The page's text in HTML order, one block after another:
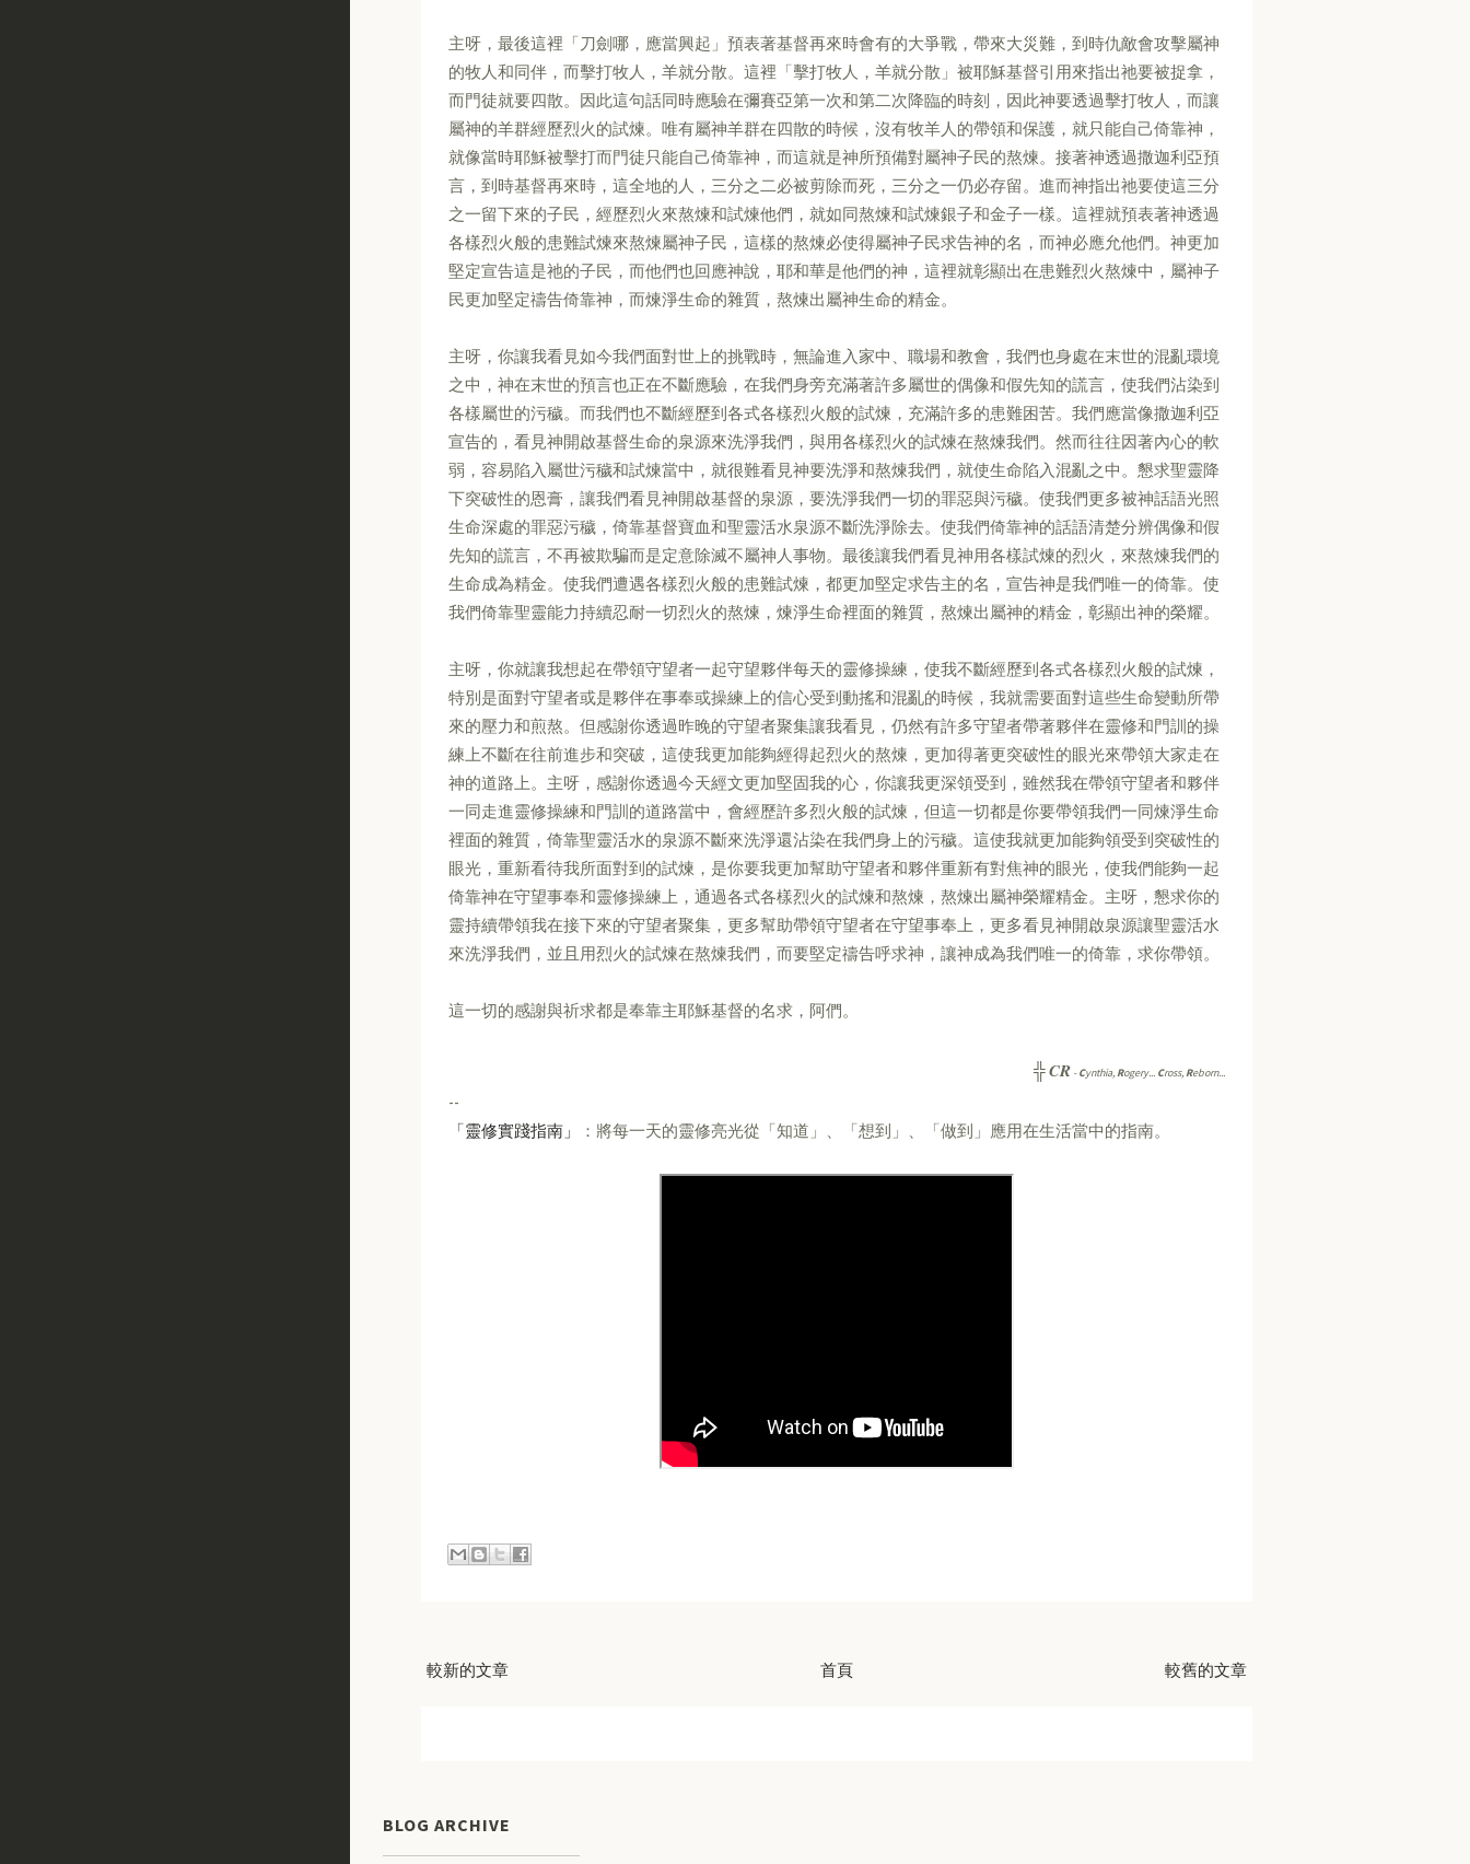
主呀，最後這裡「刀劍哪，應當興起」預表著基督再來時會有的大爭戰，帶來大災難，到時仇敵會攻擊屬神
的牧人和同伴，而擊打牧人，羊就分散。這裡「擊打牧人，羊就分散」被耶穌基督引用來指出祂要被捉拿，
而門徒就要四散。因此這句話同時應驗在彌賽亞第一次和第二次降臨的時刻，因此神要透過擊打牧人，而讓
屬神的羊群經歷烈火的試煉。唯有屬神羊群在四散的時候，沒有牧羊人的帶領和保護，就只能自己倚靠神，
就像當時耶穌被擊打而門徒只能自己倚靠神，而這就是神所預備對屬神子民的熬煉。接著神透過撒迦利亞預
言，到時基督再來時，這全地的人，三分之二必被剪除而死，三分之一仍必存留。進而神指出祂要使這三分
之一留下來的子民，經歷烈火來熬煉和試煉他們，就如同熬煉和試煉銀子和金子一樣。這裡就預表著神透過
各樣烈火般的患難試煉來熬煉屬神子民，這樣的熬煉必使得屬神子民求告神的名，而神必應允他們。神更加
堅定宣告這是祂的子民，而他們也回應神說，耶和華是他們的神，這裡就彰顯出在患難烈火熬煉中，屬神子
民更加堅定禱告倚靠神，而煉淨生命的雜質，熬煉出屬神生命的精金。
主呀，你讓我看見如今我們面對世上的挑戰時，無論進入家中、職場和教會，我們也身處在末世的混亂環境
之中，神在末世的預言也正在不斷應驗，在我們身旁充滿著許多屬世的偶像和假先知的謊言，使我們沾染到
各樣屬世的污穢。而我們也不斷經歷到各式各樣烈火般的試煉，充滿許多的患難困苦。我們應當像撒迦利亞
宣告的，看見神開啟基督生命的泉源來洗淨我們，與用各樣烈火的試煉在熬煉我們。然而往往因著內心的軟
弱，容易陷入屬世污穢和試煉當中，就很難看見神要洗淨和熬煉我們，就使生命陷入混亂之中。懇求聖靈降
下突破性的恩膏，讓我們看見神開啟基督的泉源，要洗淨我們一切的罪惡與污穢。使我們更多被神話語光照
生命深處的罪惡污穢，倚靠基督寶血和聖靈活水泉源不斷洗淨除去。使我們倚靠神的話語清楚分辨偶像和假
先知的謊言，不再被欺騙而是定意除滅不屬神人事物。最後讓我們看見神用各樣試煉的烈火，來熬煉我們的
生命成為精金。使我們遭遇各樣烈火般的患難試煉，都更加堅定求告主的名，宣告神是我們唯一的倚靠。使
我們倚靠聖靈能力持續忍耐一切烈火的熬煉，煉淨生命裡面的雜質，熬煉出屬神的精金，彰顯出神的榮耀。
主呀，你就讓我想起在帶領守望者一起守望夥伴每天的靈修操練，使我不斷經歷到各式各樣烈火般的試煉，
特別是面對守望者或是夥伴在事奉或操練上的信心受到動搖和混亂的時候，我就需要面對這些生命變動所帶
來的壓力和煎熬。但感謝你透過昨晚的守望者聚集讓我看見，仍然有許多守望者帶著夥伴在靈修和門訓的操
練上不斷在往前進步和突破，這使我更加能夠經得起烈火的熬煉，更加得著更突破性的眼光來帶領大家走在
神的道路上。主呀，感謝你透過今天經文更加堅固我的心，你讓我更深領受到，雖然我在帶領守望者和夥伴
一同走進靈修操練和門訓的道路當中，會經歷許多烈火般的試煉，但這一切都是你要帶領我們一同煉淨生命
裡面的雜質，倚靠聖靈活水的泉源不斷來洗淨還沾染在我們身上的污穢。這使我就更加能夠領受到突破性的
眼光，重新看待我所面對到的試煉，是你要我更加幫助守望者和夥伴重新有對焦神的眼光，使我們能夠一起
倚靠神在守望事奉和靈修操練上，通過各式各樣烈火的試煉和熬煉，熬煉出屬神榮耀精金。主呀，懇求你的
靈持續帶領我在接下來的守望者聚集，更多幫助帶領守望者在守望事奉上，更多看見神開啟泉源讓聖靈活水
來洗淨我們，並且用烈火的試煉在熬煉我們，而要堅定禱告呼求神，讓神成為我們唯一的倚靠，求你帶領。
這一切的感謝與祈求都是奉靠主耶穌基督的名求，阿們。
╬CR -Cynthia, Rogery... Cross, Reborn...
--
「靈修實踐指南」
：將每一天的靈修亮光從「知道」、「想到」、「做到」應用在生活當中的指南。
較新的文章 較舊的文章
首頁
BLOG ARCHIVE